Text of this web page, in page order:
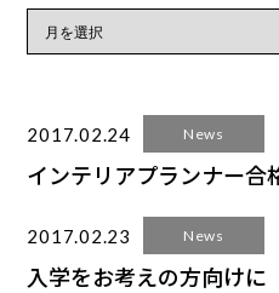
2017.02.24 News
インテリアプランナー合
2017.02.23 News
入学をお考えの方向けに